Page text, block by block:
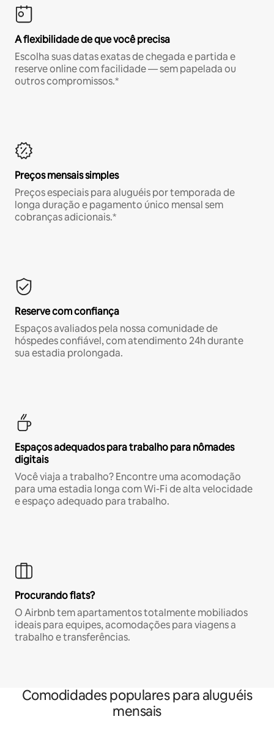
A flexibilidade de que você precisa
Escolha suas datas exatas de chegada e partida e
reserve online com facilidade — sem papelada ou
outros compromissos.*
Preços mensais simples
Preços especiais para aluguéis por temporada de
longa duração e pagamento único mensal sem
cobranças adicionais.*
Reserve com confiança
Espaços avaliados pela nossa comunidade de
hóspedes confiável, com atendimento 24h durante
sua estadia prolongada.
Espaços adequados para trabalho para nômades
digitais
Você viaja a trabalho? Encontre uma acomodação
para uma estadia longa com Wi-Fi de alta velocidade
e espaço adequado para trabalho.
Procurando flats?
O Airbnb tem apartamentos totalmente mobiliados
ideais para equipes, acomodações para viagens a
trabalho e transferências.
Comodidades populares para aluguéis
mensais